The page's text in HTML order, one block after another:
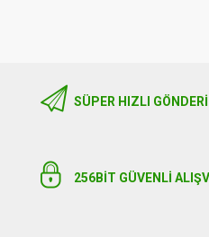
SÜPER HIZLI GÖNDERI
256BIT GÜVENLİ